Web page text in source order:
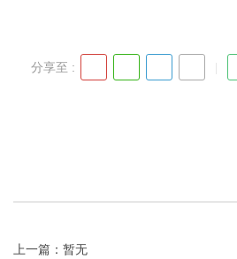
分享至 :
上一篇：暂无